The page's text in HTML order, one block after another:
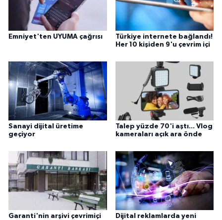
Emniyet'ten UYUMA çağrısı
Türkiye internete bağlandı!
Her 10 kişiden 9'u çevrim içi
Sanayi dijital üretime
geçiyor
Talep yüzde 70'i aştı... Vlog
kameraları açık ara önde
Garanti'nin arşivi çevrimiçi
Dijital reklamlarda yeni